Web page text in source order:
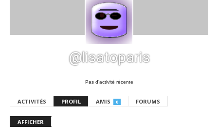
@lisatoparis
Pas d’activité récente
ACTIVITÉS PROFIL AMIS 0 FORUMS
AFFICHER